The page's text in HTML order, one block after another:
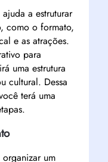
a estruturar
como o formato,
e as atrações.
para
uma estrutura
cultural. Dessa
terá uma
um